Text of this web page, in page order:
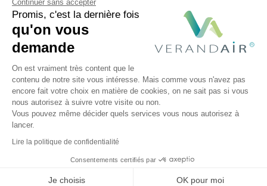
Continuer sans accepter
Promis, c'est la dernière fois
qu'on vous
demande
Plateforme de Gestion du
On est vraiment très content que le
contenu de notre site vous intéresse. Mais comme vous n'avez pas
encore fait votre choix en matière de cookies, on ne sait pas si vous
nous autorisez à suivre votre visite ou non.
Vous pouvez même décider quels services vous nous autorisez à
lancer.
Lire la politique de confidentialité
Consentements certifiés par
Je choisis OK pour moi
Axeptio consent
New VERANDAIR®
brochure